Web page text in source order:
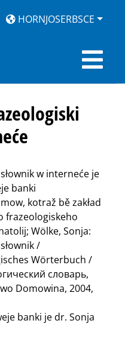
HORNJOSERBSCE
w interneće je
banki
kotraž bě zakład
frazeologiskeho
Wölke, Sonja:
/
Wörterbuch /
словарь,
Domowina, 2004,
banki je dr. Sonja